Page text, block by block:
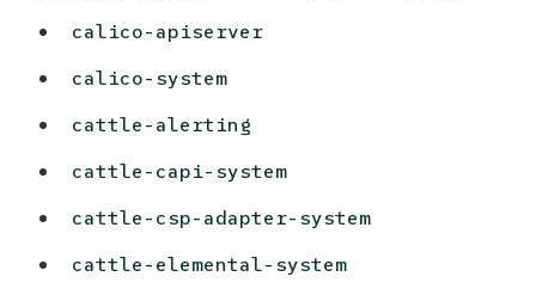
calico-apiserver
calico-system
cattle-alerting
cattle-capi-system
cattle-csp-adapter-system
cattle-elemental-system